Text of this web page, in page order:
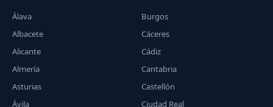
Álava
Albacete
Alicante
Almería
Asturias
Ávila
Burgos
Cáceres
Cádiz
Cantabria
Castellón
Ciudad Real